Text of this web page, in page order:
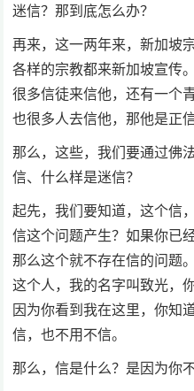
迷信？那到底怎么办？
再来，这一两年来，新加坡
各样的宗教都来新加坡宣传
很多信徒来信他，还有一个
也很多人去信他，那他是正
那么，这些，我们要通过佛
信、什么样是迷信？
起先，我们要知道，这个信
信这个问题产生？如果你已
那么这个就不存在信的问题
这个人，我的名字叫致光，
因为你看到我在这里，你知
信，也不用不信。
那么，信是什么？是因为你